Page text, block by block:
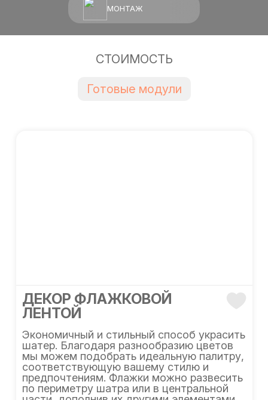
МОНТАЖ
СТОИМОСТЬ
Готовые модули
ДЕКОР ФЛАЖКОВОЙ
ЛЕНТОЙ
Экономичный и стильный способ украсить
шатер. Благодаря разнообразию цветов
мы можем подобрать идеальную палитру,
соответствующую вашему стилю и
предпочтениям. Флажки можно развесить
по периметру шатра или в центральной